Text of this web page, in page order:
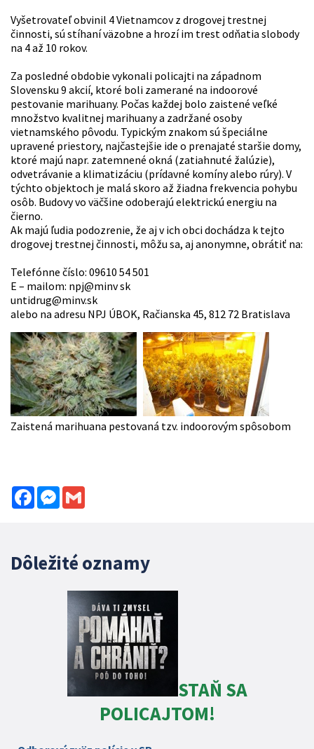
Vyšetrovateľ obvinil 4 Vietnamcov z drogovej trestnej
činnosti, sú stíhaní väzobne a hrozí im trest odňatia slobody
na 4 až 10 rokov.
Za posledné obdobie vykonali policajti na západnom
Slovensku 9 akcií, ktoré boli zamerané na indoorové
pestovanie marihuany. Počas každej bolo zaistené veľké
množstvo kvalitnej marihuany a zadržané osoby
vietnamského pôvodu. Typickým znakom sú špeciálne
upravené priestory, najčastejšie ide o prenajaté staršie domy,
ktoré majú napr. zatemnené okná (zatiahnuté žalúzie),
odvetrávanie a klimatizáciu (prídavné komíny alebo rúry). V
týchto objektoch je malá skoro až žiadna frekvencia pohybu
osôb. Budovy vo väčšine odoberajú elektrickú energiu na
čierno.
Ak majú ľudia podozrenie, že aj v ich obci dochádza k tejto
drogovej trestnej činnosti, môžu sa, aj anonymne, obrátiť na:
Telefónne číslo: 09610 54 501
E – mailom: npj@minv sk
untidrug@minv.sk
alebo na adresu NPJ ÚBOK, Račianska 45, 812 72 Bratislava
Zaistená marihuana pestovaná tzv. indoorovým spôsobom
FacebookMessenger
Dôležité oznamy
STAŇ SA
POLICAJTOM!